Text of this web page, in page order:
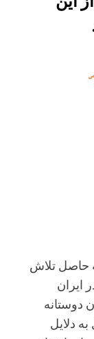
حاصل تلاش
ایران
دوستانه
دلایل